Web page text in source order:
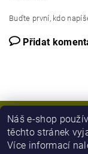
Buďte první, kdo
Přidat
Náš e-shop
těchto stránek
Více informací